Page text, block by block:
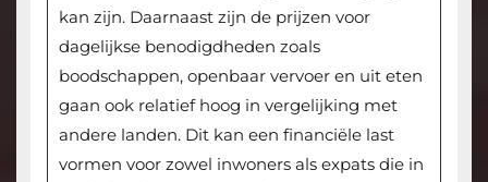
kan zijn. Daarnaast zijn de prijzen voor
dagelijkse benodigdheden zoals
boodschappen, openbaar vervoer en uit eten
gaan ook relatief hoog in vergelijking met
andere landen. Dit kan een financiële last
vormen voor zowel inwoners als expats die in